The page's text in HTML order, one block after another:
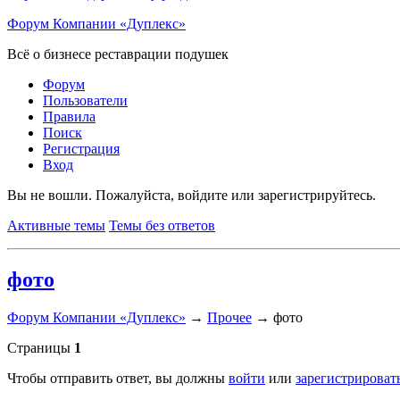
Форум Компании «Дуплекс»
Всё о бизнесе реставрации подушек
Форум
Пользователи
Правила
Поиск
Регистрация
Вход
Вы не вошли. Пожалуйста, войдите или зарегистрируйтесь.
Активные темы Темы без ответов
фото
Форум Компании «Дуплекс» → Прочее → фото
Страницы 1
Чтобы отправить ответ, вы должны войти или